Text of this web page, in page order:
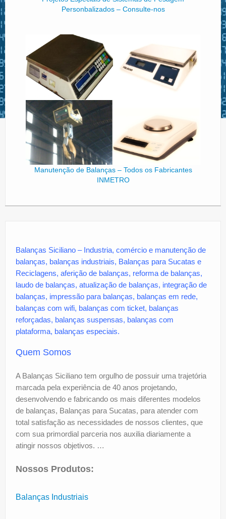
Personbalizados – Consulte-nos
Manutenção de Balanças – Todos os Fabricantes
INMETRO
Balanças Siciliano – Industria, comércio e manutenção de
balanças, balanças industriais, Balanças para Sucatas e
Reciclagens, aferição de balanças, reforma de balanças,
laudo de balanças, atualização de balanças, integração de
balanças, impressão para balanças, balanças em rede,
balanças com wifi, balanças com ticket, balanças
reforçadas, balanças suspensas, balanças com
plataforma, balanças especiais.
Quem Somos
A Balanças Siciliano tem orgulho de possuir uma trajetória
marcada pela experiência de 40 anos projetando,
desenvolvendo e fabricando os mais diferentes modelos
de balanças, Balanças para Sucatas, para atender com
total satisfação as necessidades de nossos clientes, que
com sua primordial parceria nos auxilia diariamente a
atingir nossos objetivos. …
Nossos Produtos:
Balanças Industriais